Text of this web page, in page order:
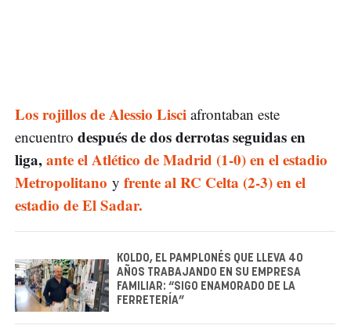
Los rojillos de Alessio Lisci afrontaban este
encuentro después de dos derrotas seguidas en
liga,ante el Atlético de Madrid (1-0) en el estadio
Metropolitano y frente al RC Celta (2-3) en el
estadio de El Sadar.
KOLDO, EL PAMPLONÉS QUE LLEVA 40
AÑOS TRABAJANDO EN SU EMPRESA
FAMILIAR: “SIGO ENAMORADO DE LA
FERRETERÍA”